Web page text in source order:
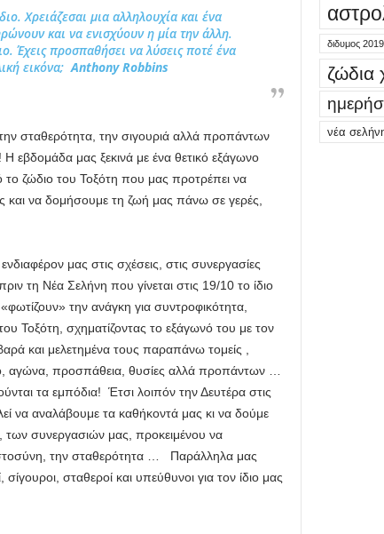
Χρειάζεσαι μια αλληλουχία και ένα
και να ενισχύουν η μία την άλλη.
Έχεις προσπαθήσει να λύσεις ποτέ ένα
εικόνα;Anthony Robbins
σταθερότητα, την σιγουριά αλλά προπάντων
Η εβδομάδα μας ξεκινά με ένα θετικό εξάγωνο
ζώδιο του Τοξότη που μας προτρέπει να
και να δομήσουμε τη ζωή μας πάνω σε γερές,
μας στις σχέσεις, στις συνεργασίες
τη Νέα Σελήνη που γίνεται στις 19/10 το ίδιο
την ανάγκη για συντροφικότητα,
σχηματίζοντας το εξάγωνό του με τον
και μελετημένα τους παραπάνω τομείς ,
αγώνα, προσπάθεια, θυσίες αλλά προπάντων …
τα εμπόδια! Έτσι λοιπόν την Δευτέρα στις
να αναλάβουμε τα καθήκοντά μας κι να δούμε
συνεργασιών μας, προκειμένου να
την σταθερότητα … Παράλληλα μας
σταθεροί και υπεύθυνοι για τον ίδιο μας
διδυμος 2019
ζώδια
νέα